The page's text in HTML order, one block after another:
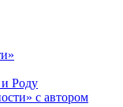
Роду
с автором